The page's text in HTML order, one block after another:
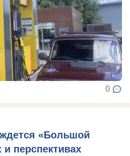
0
«Большой
перспективах